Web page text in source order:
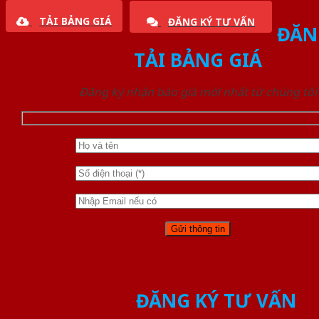
TẢI BẢNG GIÁ ĐĂNG KÝ TƯ VẤN
TẢI BẢNG GIÁ
Đăng ký nhận báo giá mới nhất từ chúng tôi
ĐĂNG KÝ TƯ VẤN